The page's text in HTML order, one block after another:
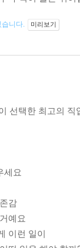
습니다. 미리보기
선택한 최고의 직
세요
감
예요
이런 일이